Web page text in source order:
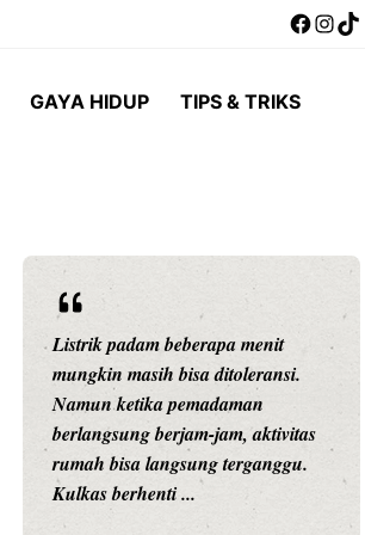
GAYA HIDUP TIPS & TRIKS
Listrik padam beberapa menit
mungkin masih bisa ditoleransi.
Namun ketika pemadaman
berlangsung berjam-jam, aktivitas
rumah bisa langsung terganggu.
Kulkas berhenti ...